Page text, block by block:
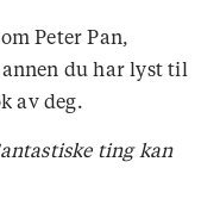
Peter Pan,
du har lyst til
av deg.
ting kan